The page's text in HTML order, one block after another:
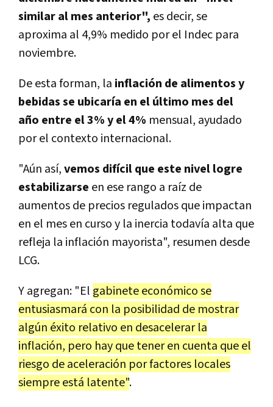
similar al mes anterior", es decir, se
aproxima al 4,9% medido por el Indec para
noviembre.
De esta forman, la inflación de alimentos y
bebidas se ubicaría en el último mes del
año entre el 3% y el 4% mensual, ayudado
por el contexto internacional.
"Aún así,vemos difícil que este nivel logre
estabilizarse en ese rango a raíz de
aumentos de precios regulados que impactan
en el mes en curso y la inercia todavía alta que
refleja la inflación mayorista", resumen desde
LCG.
Y agregan: "El gabinete económico se
entusiasmará con la posibilidad de mostrar
algún éxito relativo en desacelerar la
inflación, pero hay que tener en cuenta que el
riesgo de aceleración por factores locales
siempre está latente".